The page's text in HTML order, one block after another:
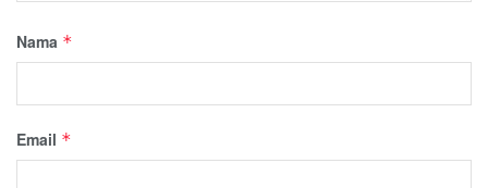
Nama *
Email *